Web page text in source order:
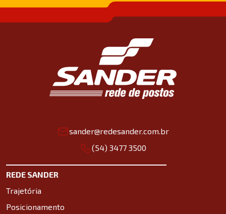
sander@redesander.com.br
(54) 3477 3500
REDE SANDER
Trajetória
Posicionamento